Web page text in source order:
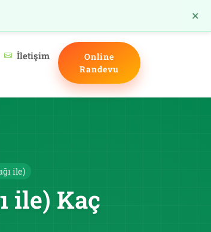
×
İletişim
Online
Randevu
ile)
ile) Kaç